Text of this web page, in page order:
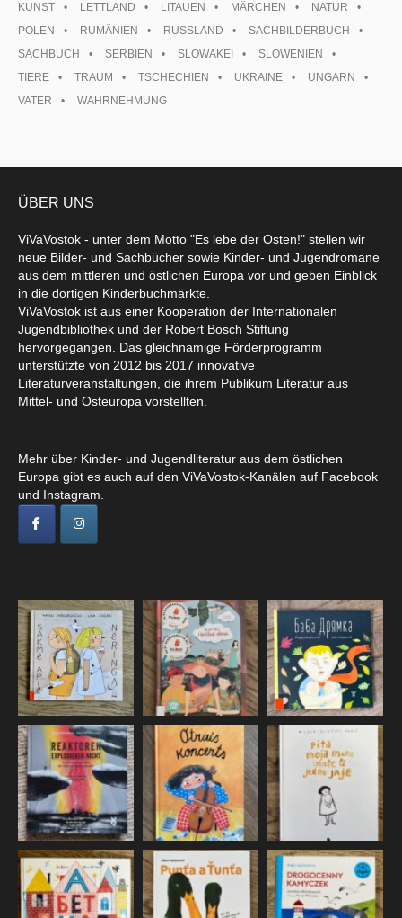
KUNST
LETTLAND LITAUEN MÄRCHEN
NATUR
POLEN
RUMÄNIEN RUSSLAND
SACHBILDERBUCH
SACHBUCH
SERBIEN SLOWAKEI
SLOWENIEN
TIERE
TRAUM TSCHECHIEN UKRAINE
UNGARN
VATER
WAHRNEHMUNG
ÜBER UNS
ViVaVostok - unter dem Motto "Es lebe der Osten!" stellen wir
neue Bilder- und Sachbücher sowie Kinder- und Jugendromane
aus dem mittleren und östlichen Europa vor und geben Einblick
in die dortigen Kinderbuchmärkte.
ViVaVostok ist aus einer Kooperation der Internationalen
Jugendbibliothek und der Robert Bosch Stiftung
hervorgegangen. Das gleichnamige Förderprogramm
unterstützte von 2012 bis 2017 innovative
Literaturveranstaltungen, die ihrem Publikum Literatur aus
Mittel- und Osteuropa vorstellten.
Mehr über Kinder- und Jugendliteratur aus dem östlichen
Europa gibt es auch auf den ViVaVostok-Kanälen auf Facebook
und Instagram.